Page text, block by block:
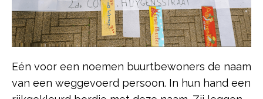
Eén voor een noemen buurtbewoners de naam
van een weggevoerd persoon. In hun hand een